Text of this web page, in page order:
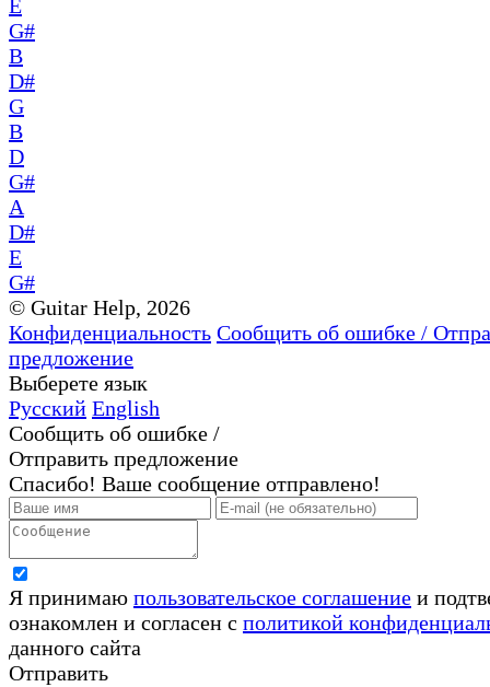
E
G#
B
D#
G
B
D
G#
A
D#
E
G#
© Guitar Help, 2026
Конфиденциальность Сообщить об ошибке /
предложение
Выберете язык
Русский English
Сообщить об ошибке /
Отправить предложение
Спасибо! Ваше сообщение отправлено!
Я принимаю пользовательское соглашение и
ознакомлен и согласен с политикой
данного сайта
Отправить